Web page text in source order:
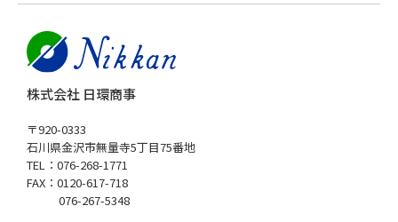
株式会社 日環商事
〒920-0333
石川県金沢市無量寺5丁目75番地
TEL：076-268-1771
FAX：0120-617-718
076-267-5348